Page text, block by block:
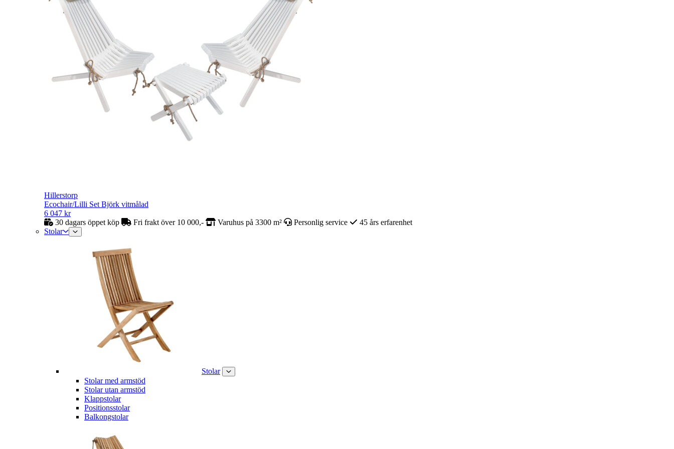
Hillerstorp
Ecochair/Lilli Set Björk vitmålad
6 047 kr
30 dagars öppet köp
Fri frakt över 10 000,- Varuhus på 3300 m² Personlig service
45 års erfarenhet
Stolar
Stolar
Stolar med armstöd
Stolar utan armstöd
Klappstolar
Positionsstolar
Balkongstolar